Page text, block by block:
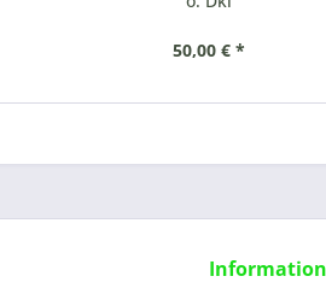
50,00 € *